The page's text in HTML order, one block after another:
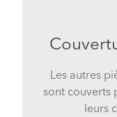
Les autres
sont couverts
leurs